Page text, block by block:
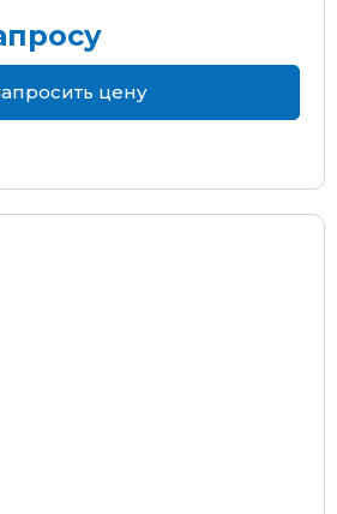
цену